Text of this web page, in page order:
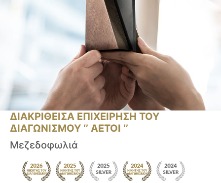
ΔΙΑΚΡΙΘΕΙΣΑ ΕΠΙΧΕΙΡΗΣΗ ΤΟΥ
ΔΙΑΓΩΝΙΣΜΟΥ ‘’ ΑΕΤΟΙ ‘’
Μεζεδοφωλιά